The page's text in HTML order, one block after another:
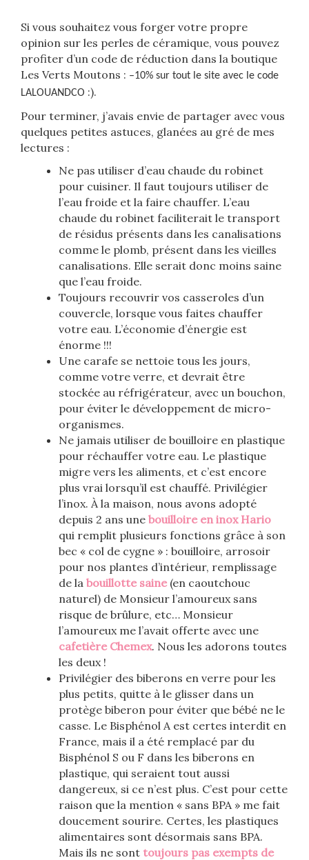
Si vous souhaitez vous forger votre propre
opinion sur les perles de céramique, vous pouvez
profiter d’un code de réduction dans la boutique
Les Verts Moutons : –10% sur tout le site avec le code
LALOUANDCO :).
Pour terminer, j’avais envie de partager avec vous
quelques petites astuces, glanées au gré de mes
lectures :
Ne pas utiliser d’eau chaude du robinet
pour cuisiner. Il faut toujours utiliser de
l’eau froide et la faire chauffer. L’eau
chaude du robinet faciliterait le transport
de résidus présents dans les canalisations
comme le plomb, présent dans les vieilles
canalisations. Elle serait donc moins saine
que l’eau froide.
Toujours recouvrir vos casseroles d’un
couvercle, lorsque vous faites chauffer
votre eau. L’économie d’énergie est
énorme !!!
Une carafe se nettoie tous les jours,
comme votre verre, et devrait être
stockée au réfrigérateur, avec un bouchon,
pour éviter le développement de micro-
organismes.
Ne jamais utiliser de bouilloire en plastique
pour réchauffer votre eau. Le plastique
migre vers les aliments, et c’est encore
plus vrai lorsqu’il est chauffé. Privilégier
l’inox. À la maison, nous avons adopté
depuis 2 ans une bouilloire en inox Hario
qui remplit plusieurs fonctions grâce à son
bec « col de cygne » : bouilloire, arrosoir
pour nos plantes d’intérieur, remplissage
de la bouillotte saine (en caoutchouc
naturel) de Monsieur l’amoureux sans
risque de brûlure, etc… Monsieur
l’amoureux me l’avait offerte avec une
cafetière Chemex. Nous les adorons toutes
les deux !
Privilégier des biberons en verre pour les
plus petits, quitte à le glisser dans un
protège biberon pour éviter que bébé ne le
casse. Le Bisphénol A est certes interdit en
France, mais il a été remplacé par du
Bisphénol S ou F dans les biberons en
plastique, qui seraient tout aussi
dangereux, si ce n’est plus. C’est pour cette
raison que la mention « sans BPA » me fait
doucement sourire. Certes, les plastiques
alimentaires sont désormais sans BPA.
Mais ils ne sont toujours pas exempts de